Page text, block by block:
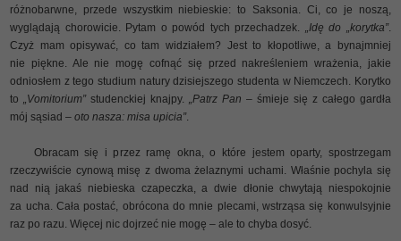
różnobarwne, przede wszystkim niebieskie: to Saksonia. Ci, co je noszą,
wyglądają chorowicie. Pytam o powód tych przechadzek. „Idę do „korytka”.
Czyż mam opisywać, co tam widziałem? Jest to kłopotliwe, a bynajmniej
nie piękne. Ale nie mogę cofnąć się przed nakreśleniem wrażenia, jakie
odniosłem z tego studium natury dzisiejszego studenta w Niemczech. Korytko
to„Vomitorium”studenckiej knajpy.„Patrz Pan – śmieje się z całego gardła
mój sąsiad – oto nasza: misa upicia”.
Obracam się i przez ramę okna, o które jestem oparty, spostrzegam
rzeczywiście cynową misę z dwoma żelaznymi uchami. Właśnie pochyla się
nad nią jakaś niebieska czapeczka, a dwie dłonie chwytają niespokojnie
za ucha. Cała postać, obrócona do mnie plecami, wstrząsa się konwulsyjnie
raz po razu. Więcej nic dojrzeć nie mogę – ale to chyba dosyć.